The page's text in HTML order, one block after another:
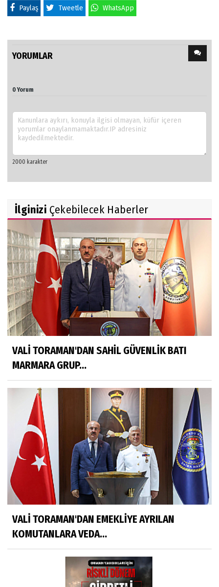
Paylaş Tweetle WhatsApp
YORUMLAR
0 Yorum
İlginizi Çekebilecek Haberler
VALİ TORAMAN'DAN SAHİL GÜVENLİK BATI
MARMARA GRUP...
VALİ TORAMAN'DAN EMEKLİYE AYRILAN
KOMUTANLARA VEDA...